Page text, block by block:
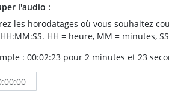
l'audio :
les horodatages où vous souhaitez
HH = heure, MM = minutes,
: 00:02:23 pour 2 minutes et 23